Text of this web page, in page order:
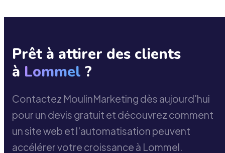
Prêt à attirer des clients
à Lommel ?
Contactez MoulinMarketing dès aujourd'hui
pour un devis gratuit et découvrez comment
un site web et l'automatisation peuvent
accélérer votre croissance à Lommel.